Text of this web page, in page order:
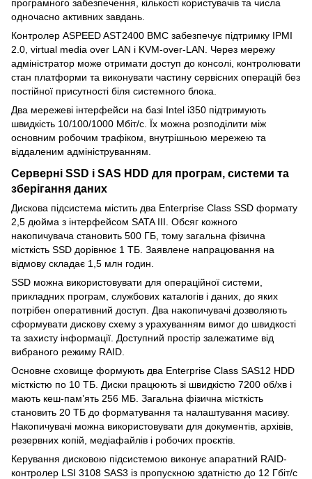
програмного забезпечення, кількості користувачів та числа
одночасно активних завдань.
Контролер ASPEED AST2400 BMC забезпечує підтримку IPMI
2.0, virtual media over LAN і KVM-over-LAN. Через мережу
адміністратор може отримати доступ до консолі, контролювати
стан платформи та виконувати частину сервісних операцій без
постійної присутності біля системного блока.
Два мережеві інтерфейси на базі Intel i350 підтримують
швидкість 10/100/1000 Мбіт/с. Їх можна розподілити між
основним робочим трафіком, внутрішньою мережею та
віддаленим адмініструванням.
Серверні SSD і SAS HDD для програм, системи та
зберігання даних
Дискова підсистема містить два Enterprise Class SSD формату
2,5 дюйма з інтерфейсом SATA III. Обсяг кожного
накопичувача становить 500 ГБ, тому загальна фізична
місткість SSD дорівнює 1 ТБ. Заявлене напрацювання на
відмову складає 1,5 млн годин.
SSD можна використовувати для операційної системи,
прикладних програм, службових каталогів і даних, до яких
потрібен оперативний доступ. Два накопичувачі дозволяють
сформувати дискову схему з урахуванням вимог до швидкості
та захисту інформації. Доступний простір залежатиме від
вибраного режиму RAID.
Основне сховище формують два Enterprise Class SAS12 HDD
місткістю по 10 ТБ. Диски працюють зі швидкістю 7200 об/хв і
мають кеш-пам’ять 256 МБ. Загальна фізична місткість
становить 20 ТБ до форматування та налаштування масиву.
Накопичувачі можна використовувати для документів, архівів,
резервних копій, медіафайлів і робочих проєктів.
Керування дисковою підсистемою виконує апаратний RAID-
контролер LSI 3108 SAS3 із пропускною здатністю до 12 Гбіт/с